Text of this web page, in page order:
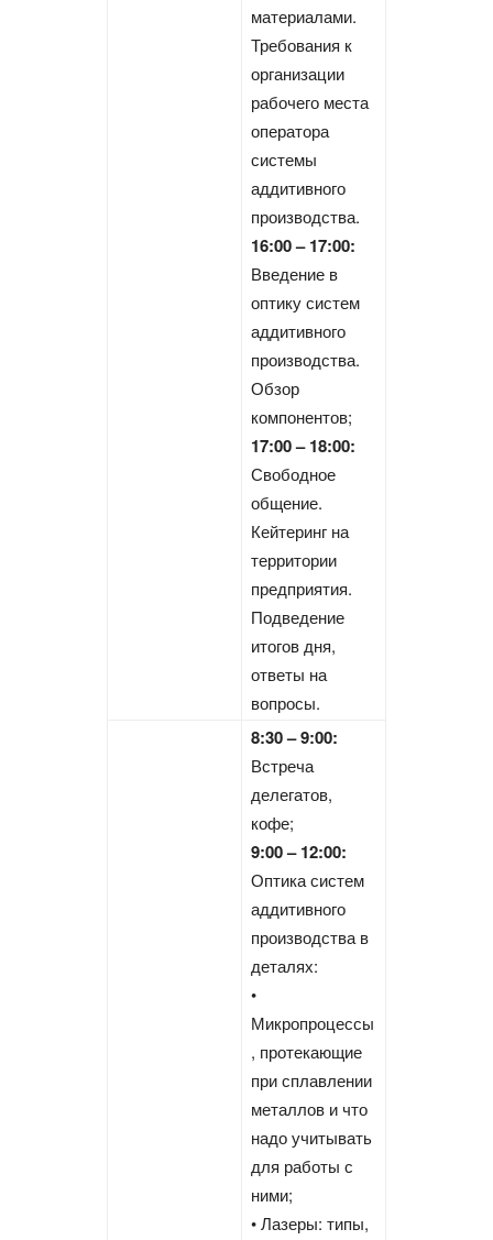
материалами.
Требования к
организации
рабочего места
оператора
системы
аддитивного
производства.
16:00 – 17:00:
Введение в
оптику систем
аддитивного
производства.
Обзор
компонентов;
17:00 – 18:00:
Свободное
общение.
Кейтеринг на
территории
предприятия.
Подведение
итогов дня,
ответы на
вопросы.
8:30 – 9:00:
Встреча
делегатов,
кофе;
9:00 – 12:00:
Оптика систем
аддитивного
производства в
деталях:
•
Микропроцессы
, протекающие
при сплавлении
металлов и что
надо учитывать
для работы с
ними;
• Лазеры: типы,